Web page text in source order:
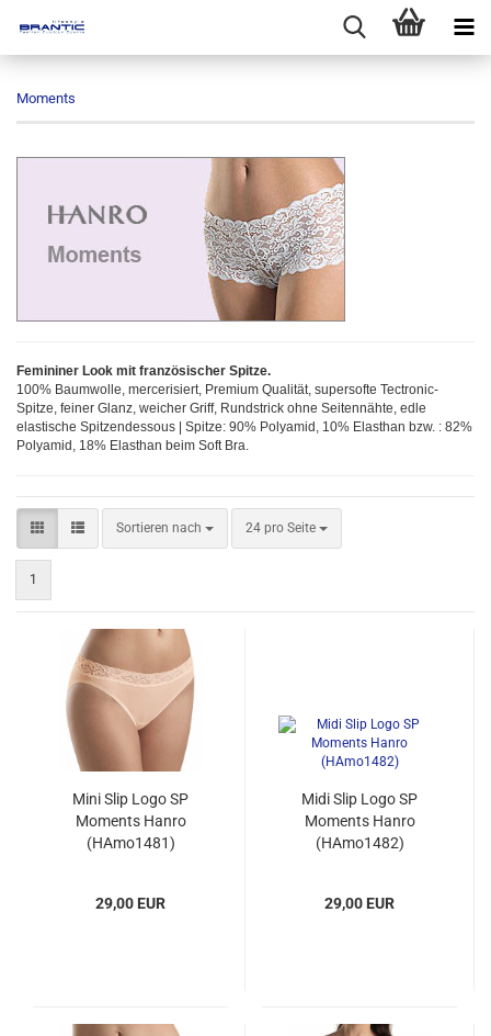
Moments
Femininer Look mit französischer Spitze.
100% Baumwolle, mercerisiert, Premium Qualität, supersofte Tectronic-
Spitze, feiner Glanz, weicher Griff, Rundstrick ohne Seitennähte, edle
elastische Spitzendessous | Spitze: 90% Polyamid, 10% Elasthan bzw. : 82%
Polyamid, 18% Elasthan beim Soft Bra.
Sortieren nach
Sortieren nach 24 pro Seite
pro Seite
1
Mini Slip Logo SP
Moments Hanro
(HAmo1481)
29,00 EUR
Midi Slip Logo SP
Moments Hanro
(HAmo1482)
29,00 EUR